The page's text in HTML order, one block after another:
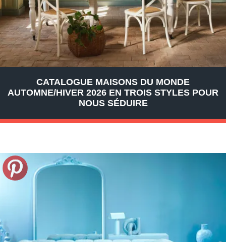
CATALOGUE MAISONS DU MONDE
AUTOMNE/HIVER 2026 EN TROIS STYLES POUR
NOUS SÉDUIRE